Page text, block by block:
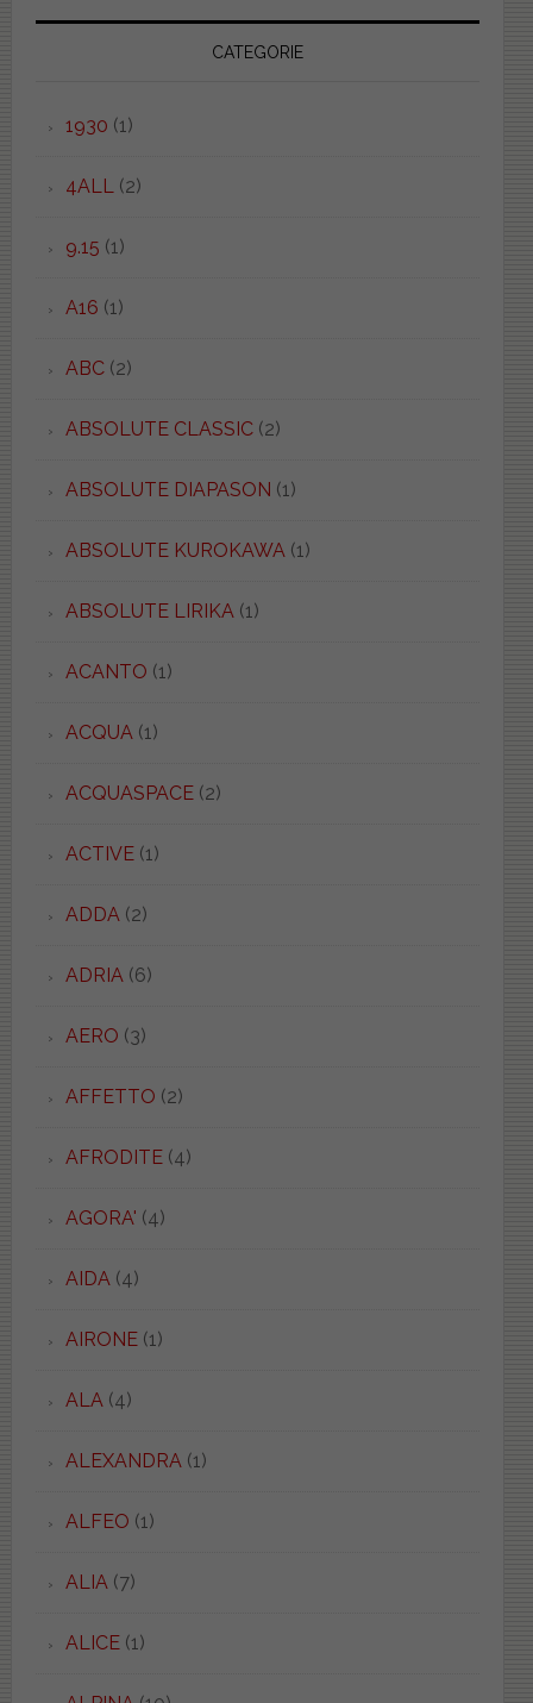
CATEGORIE
1930 (1)
4ALL(2)
9.15 (1)
A16 (1)
ABC(2)
ABSOLUTE CLASSIC(2)
ABSOLUTE DIAPASON (1)
ABSOLUTE KUROKAWA(1)
ABSOLUTE LIRIKA(1)
ACANTO (1)
ACQUA(1)
ACQUASPACE(2)
ACTIVE(1)
ADDA(2)
ADRIA(6)
AERO (3)
AFFETTO (2)
AFRODITE(4)
AGORA' (4)
AIDA(4)
AIRONE(1)
ALA(4)
ALEXANDRA(1)
ALFEO (1)
ALIA(7)
ALICE(1)